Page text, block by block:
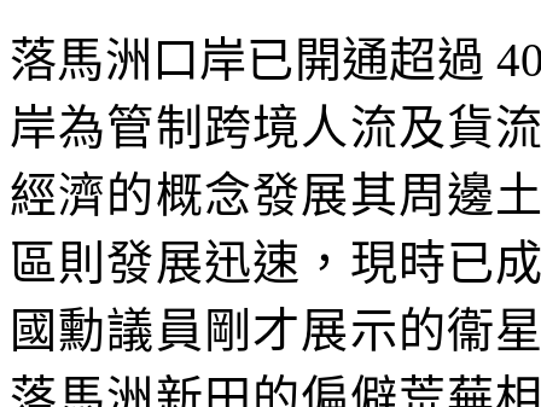
落馬洲口岸已開通超過
岸為管制跨境人流及貨
經濟的概念發展其周邊
區則發展迅速，現時已
國勳議員剛才展示的衞